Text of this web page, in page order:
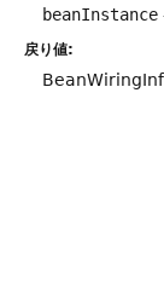
beanInstance
戻り値: